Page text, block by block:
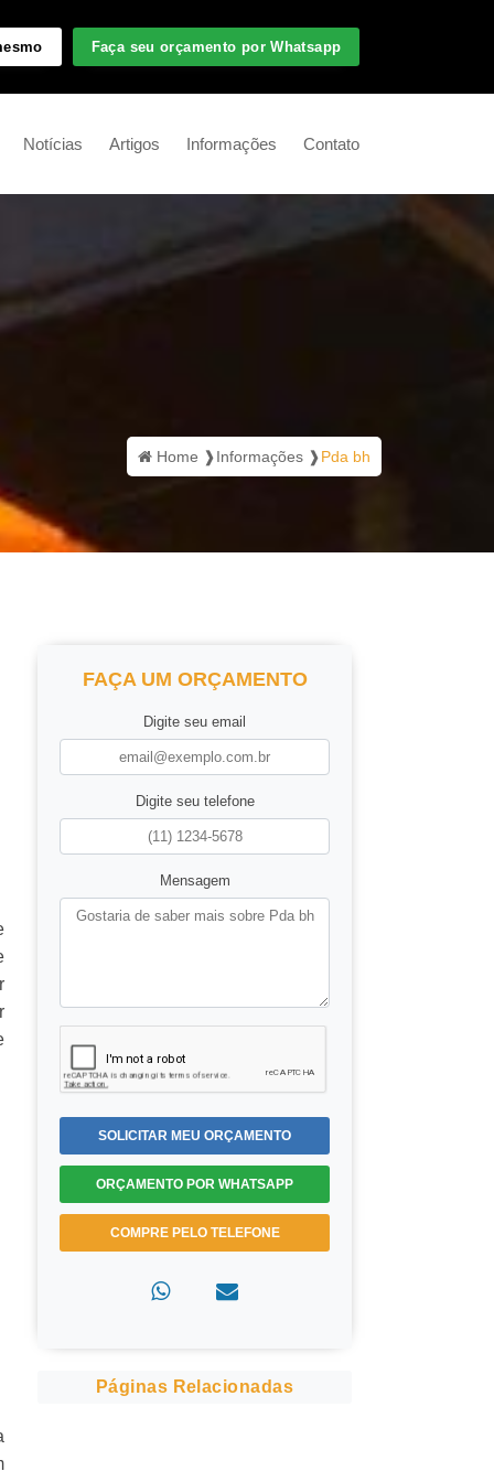
Faça seu orçamento por Whatsapp
Notícias Artigos Informações Contato
Home ❱Informações ❱Pda bh
FAÇA UM ORÇAMENTO
Digite seu email
Digite seu telefone
Mensagem
SOLICITAR MEU ORÇAMENTO
ORÇAMENTO POR WHATSAPP
COMPRE PELO TELEFONE
Páginas Relacionadas